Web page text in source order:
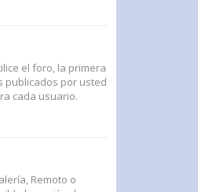
el foro, la primera
publicados por usted
cada usuario.
Remoto o